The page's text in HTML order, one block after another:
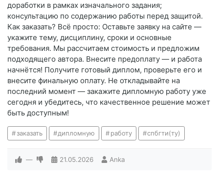
доработки в рамках изначального задания;
консультацию по содержанию работы перед защитой.
Как заказать? Всё просто: Оставьте заявку на сайте —
укажите тему, дисциплину, сроки и основные
требования. Мы рассчитаем стоимость и предложим
подходящего автора. Внесите предоплату — и работа
начнётся! Получите готовый диплом, проверьте его и
внесите финальную оплату. Не откладывайте на
последний момент — закажите дипломную работу уже
сегодня и убедитесь, что качественное решение может
быть доступным!
заказать дипломную работу спбгти(ту)
— 21.05.2026 Anka